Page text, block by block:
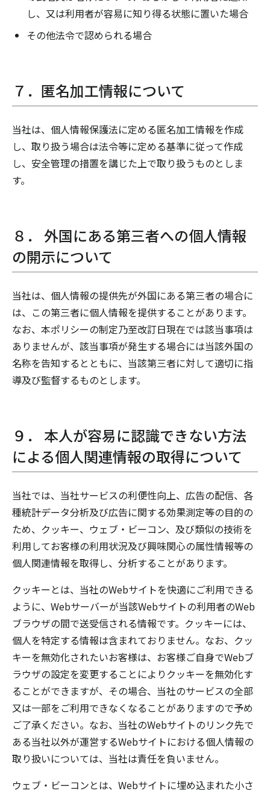
し、又は利用者が容易に知り得る状態に置いた場合
その他法令で認められる場合
７．匿名加工情報について
当社は、個人情報保護法に定める匿名加工情報を作成
し、取り扱う場合は法令等に定める基準に従って作成
し、安全管理の措置を講じた上で取り扱うものとしま
す。
８． 外国にある第三者への個人情報
の開示について
当社は、個人情報の提供先が外国にある第三者の場合に
は、この第三者に個人情報を提供することがあります。
なお、本ポリシーの制定乃至改訂日現在では該当事項は
ありませんが、該当事項が発生する場合には当該外国の
名称を告知するとともに、当該第三者に対して適切に指
導及び監督するものとします。
９． 本人が容易に認識できない方法
による個人関連情報の取得について
当社では、当社サービスの利便性向上、広告の配信、各
種統計データ分析及び広告に関する効果測定等の目的の
ため、クッキー、ウェブ・ビーコン、及び類似の技術を
利用してお客様の利用状況及び興味関心の属性情報等の
個人関連情報を取得し、分析することがあります。
クッキーとは、当社のWebサイトを快適にご利用できる
ように、Webサーバーが当該Webサイトの利用者のWeb
ブラウザの間で送受信される情報です。クッキーには、
個人を特定する情報は含まれておりません。なお、クッ
キーを無効化されたいお客様は、お客様ご自身でWebブ
ラウザの設定を変更することによりクッキーを無効化す
ることができますが、その場合、当社のサービスの全部
又は一部をご利用できなくなることがありますので予め
ご了承ください。なお、当社のWebサイトのリンク先で
ある当社以外が運営するWebサイトにおける個人情報の
取り扱いについては、当社は責任を負いません。
ウェブ・ビーコンとは、Webサイトに埋め込まれた小さ